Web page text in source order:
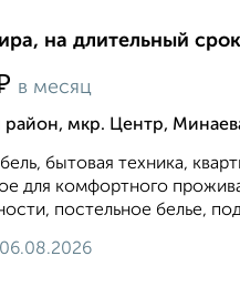
на длительный
в месяц
мкр. Центр,
бытовая техника,
для комфортного
постельное белье,